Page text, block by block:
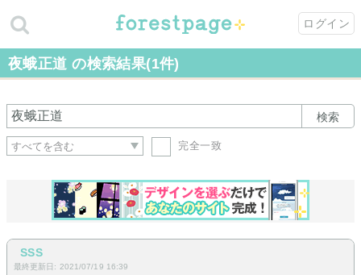
ログイン
夜蛾正道 の検索結果(1件)
検索
完全一致
SSS
最終更新日: 2021/07/19 16:39